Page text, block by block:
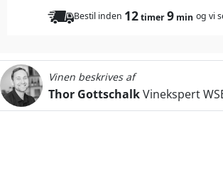
Bestil inden 12timer9 min og vi
Vinen beskrives af
Thor GottschalkVinekspert